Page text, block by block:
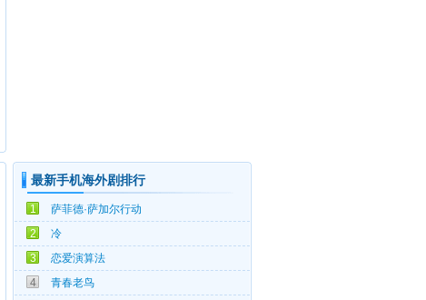
最新手机海外剧排行
1 萨菲德·萨加尔行动
2 冷
3 恋爱演算法
4 青春老鸟